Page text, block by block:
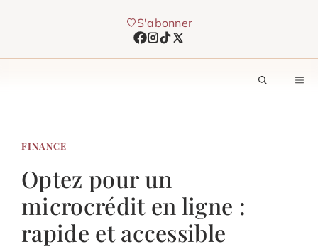
S'abonner
FINANCE
Optez pour un
microcrédit en ligne :
rapide et accessible